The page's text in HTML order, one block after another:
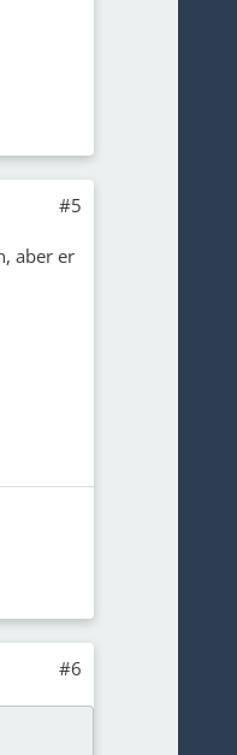
#5
aber er
#6